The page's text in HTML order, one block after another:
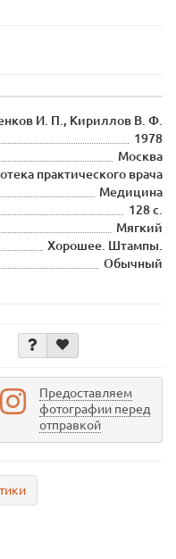
И. П., Кириллов В. Ф.
1978
Москва
практического врача
Медицина
128 с.
Мягкий
Хорошее. Штампы.
Обычный
Предоставляем
фотографии перед
отправкой